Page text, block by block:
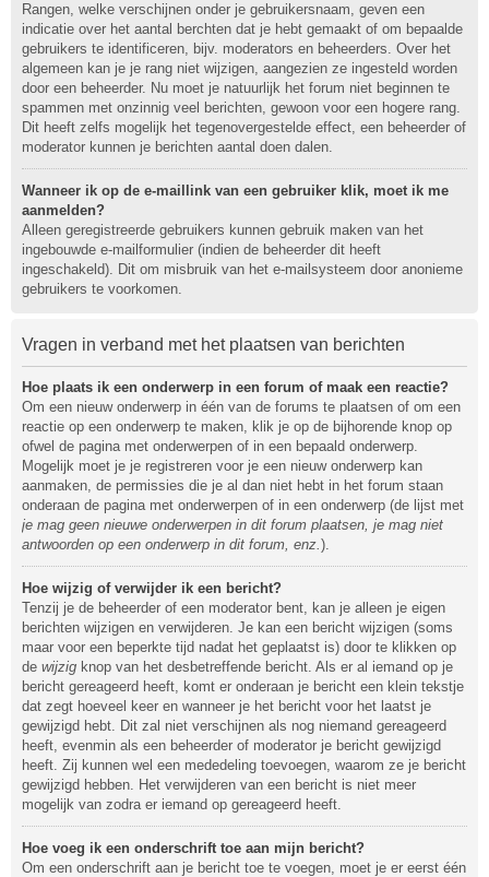
Rangen, welke verschijnen onder je gebruikersnaam, geven een
indicatie over het aantal berchten dat je hebt gemaakt of om bepaalde
gebruikers te identificeren, bijv. moderators en beheerders. Over het
algemeen kan je je rang niet wijzigen, aangezien ze ingesteld worden
door een beheerder. Nu moet je natuurlijk het forum niet beginnen te
spammen met onzinnig veel berichten, gewoon voor een hogere rang.
Dit heeft zelfs mogelijk het tegenovergestelde effect, een beheerder of
moderator kunnen je berichten aantal doen dalen.
Wanneer ik op de e-maillink van een gebruiker klik, moet ik me
aanmelden?
Alleen geregistreerde gebruikers kunnen gebruik maken van het
ingebouwde e-mailformulier (indien de beheerder dit heeft
ingeschakeld). Dit om misbruik van het e-mailsysteem door anonieme
gebruikers te voorkomen.
Vragen in verband met het plaatsen van berichten
Hoe plaats ik een onderwerp in een forum of maak een reactie?
Om een nieuw onderwerp in één van de forums te plaatsen of om een
reactie op een onderwerp te maken, klik je op de bijhorende knop op
ofwel de pagina met onderwerpen of in een bepaald onderwerp.
Mogelijk moet je je registreren voor je een nieuw onderwerp kan
aanmaken, de permissies die je al dan niet hebt in het forum staan
onderaan de pagina met onderwerpen of in een onderwerp (de lijst met
je mag geen nieuwe onderwerpen in dit forum plaatsen, je mag niet
antwoorden op een onderwerp in dit forum, enz.).
Hoe wijzig of verwijder ik een bericht?
Tenzij je de beheerder of een moderator bent, kan je alleen je eigen
berichten wijzigen en verwijderen. Je kan een bericht wijzigen (soms
maar voor een beperkte tijd nadat het geplaatst is) door te klikken op
de wijzig knop van het desbetreffende bericht. Als er al iemand op je
bericht gereageerd heeft, komt er onderaan je bericht een klein tekstje
dat zegt hoeveel keer en wanneer je het bericht voor het laatst je
gewijzigd hebt. Dit zal niet verschijnen als nog niemand gereageerd
heeft, evenmin als een beheerder of moderator je bericht gewijzigd
heeft. Zij kunnen wel een mededeling toevoegen, waarom ze je bericht
gewijzigd hebben. Het verwijderen van een bericht is niet meer
mogelijk van zodra er iemand op gereageerd heeft.
Hoe voeg ik een onderschrift toe aan mijn bericht?
Om een onderschrift aan je bericht toe te voegen, moet je er eerst één